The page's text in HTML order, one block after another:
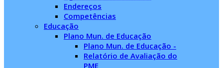
Endereços
Competências
Educação
Plano Mun. de Educação
Plano Mun. de Educação -
Relatório de Avaliação do
PME